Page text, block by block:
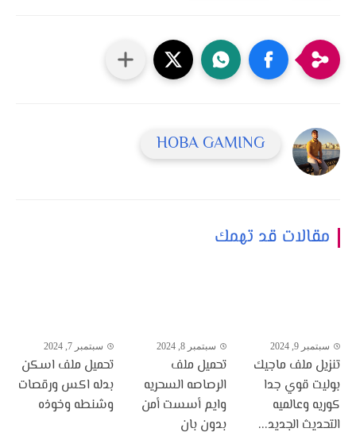
HOBA GAMING
مقالات قد تهمك
سبتمبر 9, 2024
تنزيل ملف ماجيك
بوليت قوي جدا
كوريه وعالميه
التحديث الجديد...
سبتمبر 8, 2024
تحميل ملف
الرصاصه السحريه
وايم أسست أمن
بدون بان
سبتمبر 7, 2024
تحميل ملف اسكن
بدله اكس ورقصات
وشنطه وخوذه